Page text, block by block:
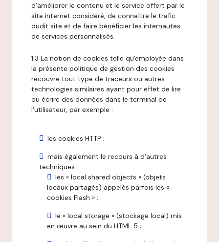
d'améliorer le contenu et le service offert par le
site internet considéré, de connaître le trafic
dudit site et de faire bénéficier les internautes
de services personnalisés.
1.3 La notion de cookies telle qu'employée dans
la présente politique de gestion des cookies
recouvre tout type de traceurs ou autres
technologies similaires ayant pour effet de lire
ou écrire des données dans le terminal de
l'utilisateur, par exemple :
les cookies HTTP ;
mais également le recours à d'autres
techniques :
les « local shared objects » (objets
locaux partagés) appelés parfois les «
cookies Flash » ;
le « local storage » (stockage local) mis
en œuvre au sein du HTML 5 ;